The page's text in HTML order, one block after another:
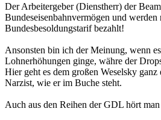
Der Arbeitergeber (Dienstherr) der
Bundeseisenbahnvermögen und werden
Bundesbesoldungstarif bezahlt!
Ansonsten bin ich der Meinung, wenn
Lohnerhöhungen ginge, währe der
Hier geht es dem großen Weselsky
Narzist, wie er im Buche steht.
Auch aus den Reihen der GDL hört